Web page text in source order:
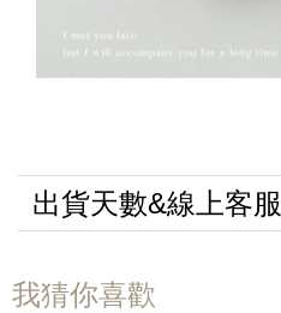
出貨天數&線上客服
我猜你喜歡